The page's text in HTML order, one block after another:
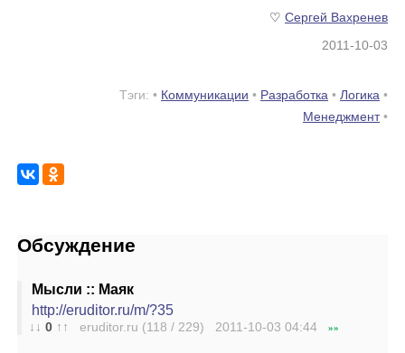
♡ Сергей Вахренев
2011-10-03
Тэги: • Коммуникации • Разработка • Логика •
Менеджмент•
Обсуждение
Мысли :: Маяк
http://eruditor.ru/m/?35
↓↓ 0 ↑↑ eruditor.ru (118 / 229) 2011-10-03 04:44 »»